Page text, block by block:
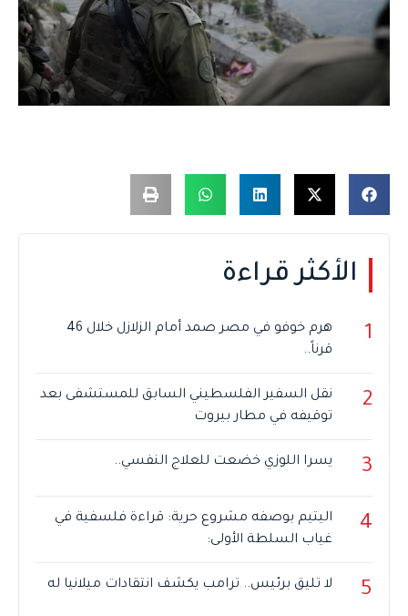
الأكثر قراءة
1
هرم خوفو في مصر صمد أمام الزلازل خلال 46
قرناً..
2
نقل السفير الفلسطيني السابق للمستشفى بعد
توقيفه في مطار بيروت
3 يسرا اللوزي خضعت للعلاج النفسي..
4
اليتيم بوصفه مشروع حرية: قراءة فلسفية في
غياب السلطة الأولى:
5 لا تليق برئيس.. ترامب يكشف انتقادات ميلانيا له